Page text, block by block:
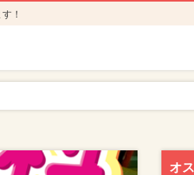
！
オ